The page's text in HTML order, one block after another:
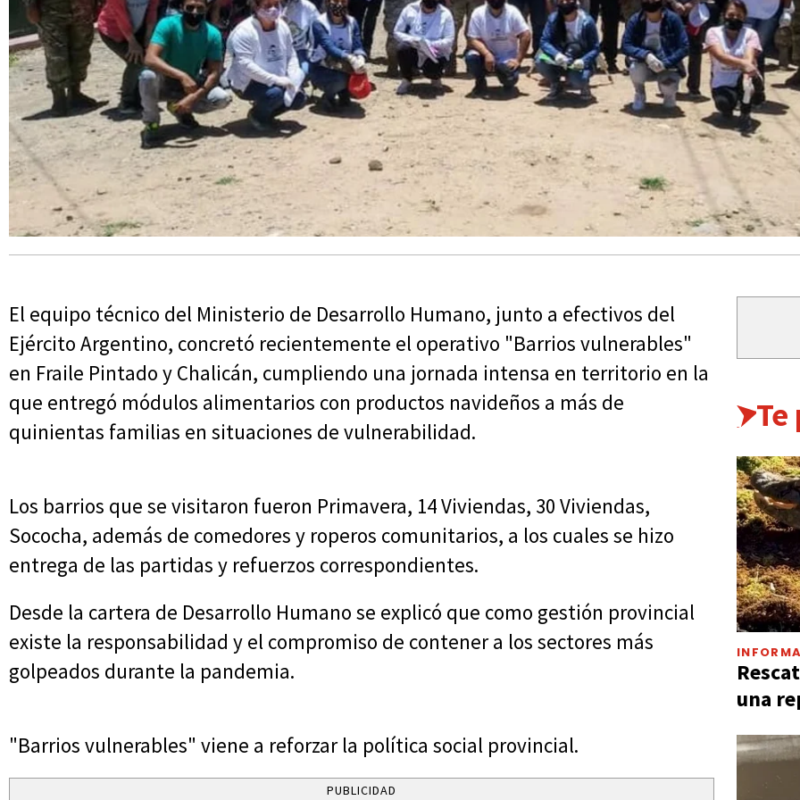
El equipo técnico del Ministerio de Desarrollo Humano, junto a efectivos del
Ejército Argentino, concretó recientemente el operativo "Barrios vulnerables"
en Fraile Pintado y Chalicán, cumpliendo una jornada intensa en territorio en la
que entregó módulos alimentarios con productos navideños a más de
quinientas familias en situaciones de vulnerabilidad.
Los barrios que se visitaron fueron Primavera, 14 Viviendas, 30 Viviendas,
Sococha, además de comedores y roperos comunitarios, a los cuales se hizo
entrega de las partidas y refuerzos correspondientes.
Desde la cartera de Desarrollo Humano se explicó que como gestión provincial
existe la responsabilidad y el compromiso de contener a los sectores más
golpeados durante la pandemia.
"Barrios vulnerables" viene a reforzar la política social provincial.
PUBLICIDAD
una